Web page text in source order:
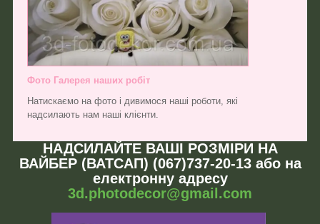
Фото Галерея наших робіт
Натискаємо на фото і дивимося наші роботи, які
надсилають нам наші клієнти.
НАДСИЛАЙТЕ ВАШІ РОЗМІРИ НА
ВАЙБЕР (ВАТСАП) (067)737-20-13 або на
електронну адресу
3d.photodecor@gmail.com